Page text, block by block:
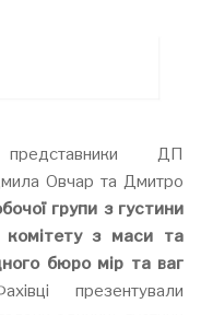
ДП
Овчар та Дмитро
групи з густини
комітету з маси та
бюро мір та ваг
презентували